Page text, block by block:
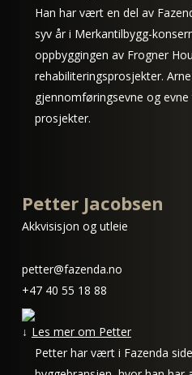
Han har vært en del av
syv år i Merkantilbygg-
oppbyggingen av Frogner
rehabiliteringsprosjekter.
gjennomføringsevne og
prosjekter.
Petter Jacobsen
Akkvisisjon og utleie
petter@fazenda.no
+47 40 55 18 88
Les mer om Petter
Petter har vært i Fazenda